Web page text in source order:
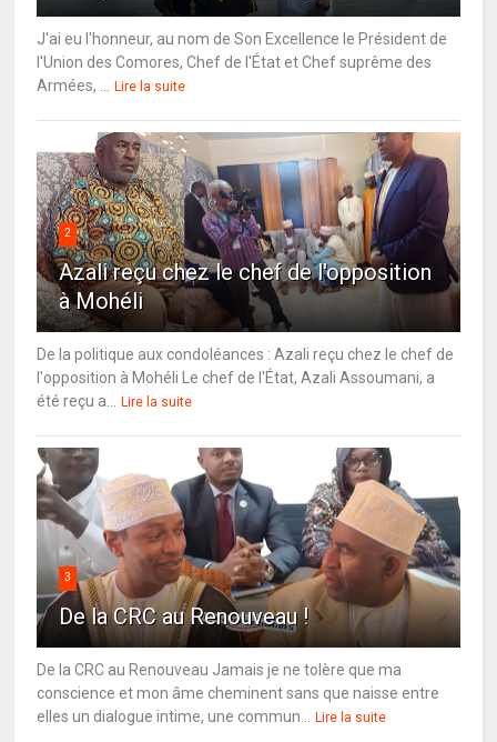
J'ai eu l'honneur, au nom de Son Excellence le Président de
l'Union des Comores, Chef de l'État et Chef suprême des
Armées, ...
Lire la suite
2
Azali reçu chez le chef de l'opposition
à Mohéli
De la politique aux condoléances : Azali reçu chez le chef de
l'opposition à Mohéli Le chef de l'État, Azali Assoumani, a
été reçu a...
Lire la suite
3
De la CRC au Renouveau !
De la CRC au Renouveau Jamais je ne tolère que ma
conscience et mon âme cheminent sans que naisse entre
elles un dialogue intime, une commun...
Lire la suite